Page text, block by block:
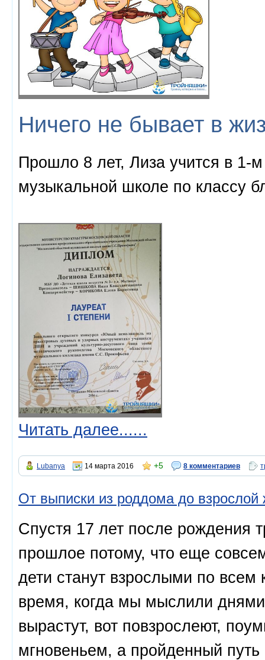
Ничего не бывает в
Прошло 8 лет, Лиза учится в 1-
музыкальной школе по классу
Читать далее......
Lubanya 14 марта 2016 +5 8 комментариев
От выписки из роддома до взрослой
Спустя 17 лет после рождения
прошлое потому, что еще
дети станут взрослыми по
время, когда мы мыслили
вырастут, вот повзрослеют,
мгновеньем, а пройденный